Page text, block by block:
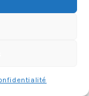
envie d’avoir fait
au brun
délires gris ou
pas quelque